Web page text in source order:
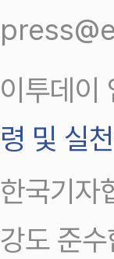
이투데이
령 및 실
한국기자
강도 준